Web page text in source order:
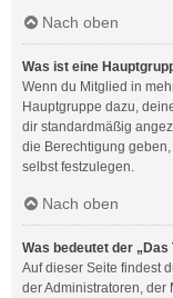
Nach oben
Was ist eine
Wenn du Mitglied in
Hauptgruppe dazu,
dir standardmäßig
die Berechtigung
selbst festzulegen.
Nach oben
Was bedeutet der
Auf dieser Seite findest
der Administratoren, der